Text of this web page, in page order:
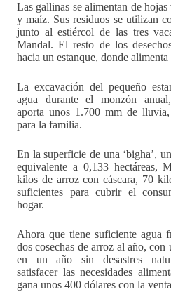
Las gallinas se alimentan de hojas
y maíz. Sus residuos se utilizan
junto al estiércol de las tres
Mandal. El resto de los
hacia un estanque, donde alimenta
La excavación del pequeño
agua durante el monzón
aporta unos 1.700 mm de
para la familia.
En la superficie de una ‘bigha’,
equivalente a 0,133 hectáreas,
kilos de arroz con cáscara, 70
suficientes para cubrir el
hogar.
Ahora que tiene suficiente agua
dos cosechas de arroz al año,
en un año sin desastres
satisfacer las necesidades
gana unos 400 dólares con la